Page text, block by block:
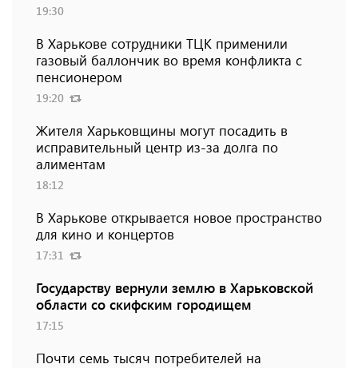
19:30
В Харькове сотрудники ТЦК применили
газовый баллончик во время конфликта с
пенсионером
19:20
Жителя Харьковщины могут посадить в
исправительный центр из-за долга по
алиментам
18:12
В Харькове открывается новое пространство
для кино и концертов
17:31
Государству вернули землю в Харьковской
области со скифским городищем
17:15
Почти семь тысяч потребителей на